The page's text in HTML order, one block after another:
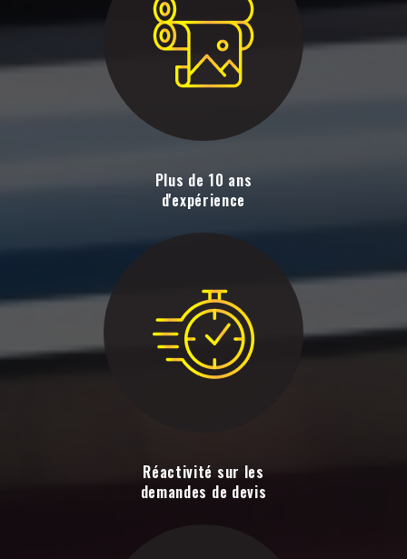
Plus de 10 ans
d'expérience
Réactivité sur les
demandes de devis